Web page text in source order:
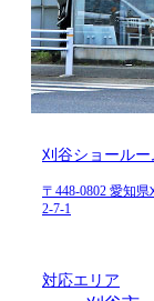
刈谷ショールー
〒448-0802 愛知
2-7-1
対応エリア